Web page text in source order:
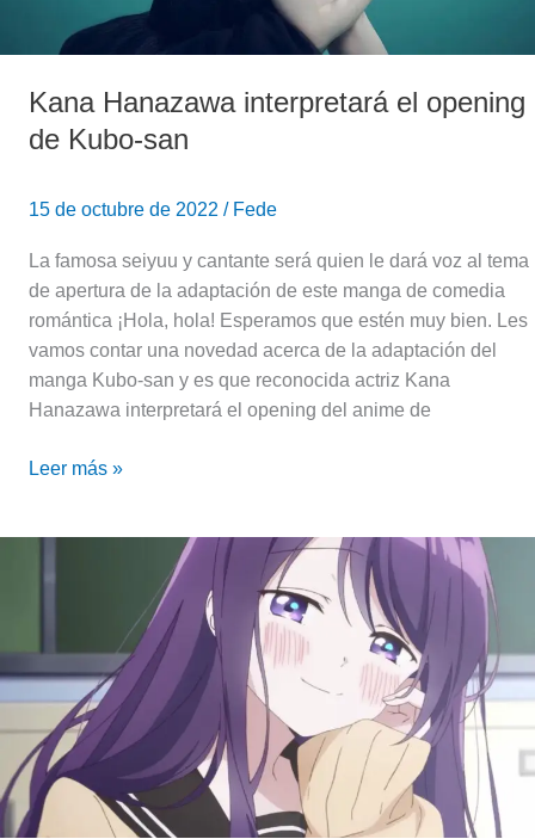
Kana Hanazawa interpretará el opening
de Kubo-san
15 de octubre de 2022 / Fede
La famosa seiyuu y cantante será quien le dará voz al tema
de apertura de la adaptación de este manga de comedia
romántica ¡Hola, hola! Esperamos que estén muy bien. Les
vamos contar una novedad acerca de la adaptación del
manga Kubo-san y es que reconocida actriz Kana
Hanazawa interpretará el opening del anime de
Leer más »
wo
Yurusanai
suma
más
seiyuus
a